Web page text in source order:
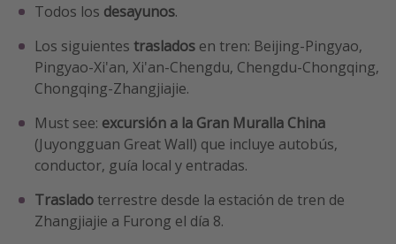
Todos los desayunos.
Los siguientes traslados en tren: Beijing-Pingyao,
Pingyao-Xi'an, Xi'an-Chengdu, Chengdu-Chongqing,
Chongqing-Zhangjiajie.
Must see: excursión a la Gran Muralla China
(Juyongguan Great Wall) que incluye autobús,
conductor, guía local y entradas.
Traslado terrestre desde la estación de tren de
Zhangjiajie a Furong el día 8.